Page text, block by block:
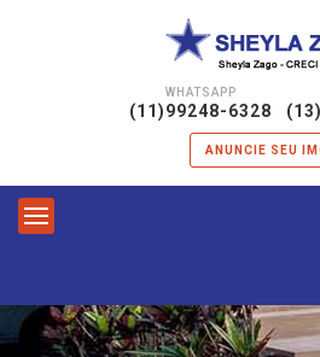
WHATSAPP
(11)99248-6328
ANUNCIE SEU